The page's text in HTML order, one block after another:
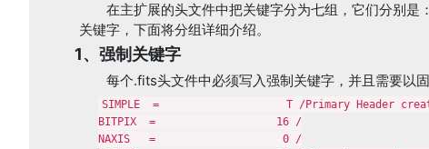
在主扩展的头文件中把关键字分为七组，它们分别
关键字，下面将分组详细介绍。
1、强制关键字
每个.fits头文件中必须写入强制关键字，并且需要以
SIMPLE  =                    T /Primary Header
BITPIX  =                   16 /
NAXIS   =                    0 /